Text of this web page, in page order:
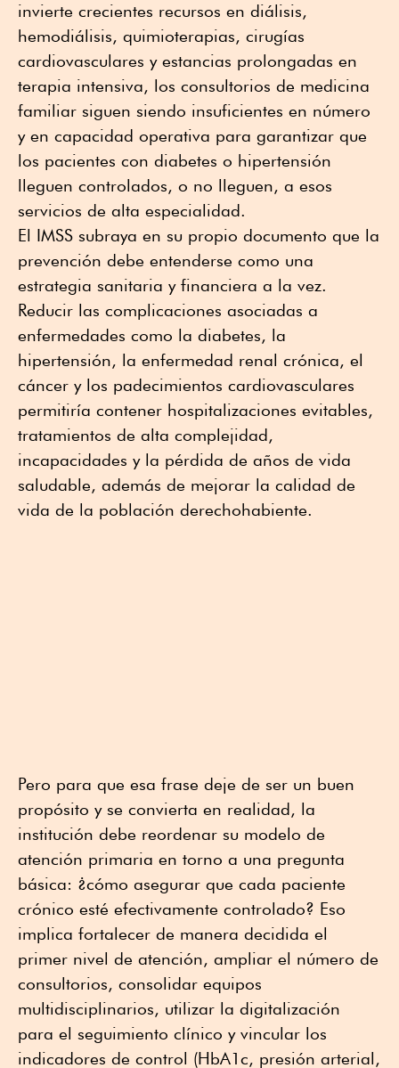
invierte crecientes recursos en diálisis,
hemodiálisis, quimioterapias, cirugías
cardiovasculares y estancias prolongadas en
terapia intensiva, los consultorios de medicina
familiar siguen siendo insuficientes en número
y en capacidad operativa para garantizar que
los pacientes con diabetes o hipertensión
lleguen controlados, o no lleguen, a esos
servicios de alta especialidad.
El IMSS subraya en su propio documento que la
prevención debe entenderse como una
estrategia sanitaria y financiera a la vez.
Reducir las complicaciones asociadas a
enfermedades como la diabetes, la
hipertensión, la enfermedad renal crónica, el
cáncer y los padecimientos cardiovasculares
permitiría contener hospitalizaciones evitables,
tratamientos de alta complejidad,
incapacidades y la pérdida de años de vida
saludable, además de mejorar la calidad de
vida de la población derechohabiente.
Pero para que esa frase deje de ser un buen
propósito y se convierta en realidad, la
institución debe reordenar su modelo de
atención primaria en torno a una pregunta
básica: ¿cómo asegurar que cada paciente
crónico esté efectivamente controlado? Eso
implica fortalecer de manera decidida el
primer nivel de atención, ampliar el número de
consultorios, consolidar equipos
multidisciplinarios, utilizar la digitalización
para el seguimiento clínico y vincular los
indicadores de control (HbA1c, presión arterial,